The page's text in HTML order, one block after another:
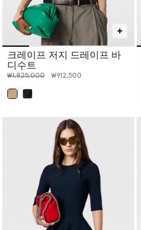
크레이프 저지 드레이프 바
디수트
인하 전 가격:
₩1,825,000인하된 가격:
₩912,500